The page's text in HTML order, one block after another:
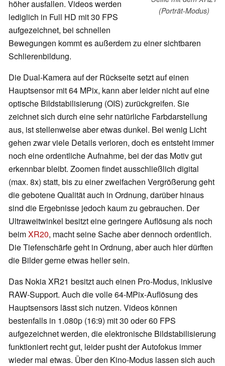
(Porträt-Modus)
höher ausfallen. Videos werden
lediglich in Full HD mit 30 FPS
aufgezeichnet, bei schnellen
Bewegungen kommt es außerdem zu einer sichtbaren
Schlierenbildung.
Die Dual-Kamera auf der Rückseite setzt auf einen
Hauptsensor mit 64 MPix, kann aber leider nicht auf eine
optische Bildstabilisierung (OIS) zurückgreifen. Sie
zeichnet sich durch eine sehr natürliche Farbdarstellung
aus, ist stellenweise aber etwas dunkel. Bei wenig Licht
gehen zwar viele Details verloren, doch es entsteht immer
noch eine ordentliche Aufnahme, bei der das Motiv gut
erkennbar bleibt. Zoomen findet ausschließlich digital
(max. 8x) statt, bis zu einer zweifachen Vergrößerung geht
die gebotene Qualität auch in Ordnung, darüber hinaus
sind die Ergebnisse jedoch kaum zu gebrauchen. Der
Ultraweitwinkel besitzt eine geringere Auflösung als noch
beimXR20, macht seine Sache aber dennoch ordentlich.
Die Tiefenschärfe geht in Ordnung, aber auch hier dürften
die Bilder gerne etwas heller sein.
Das Nokia XR21 besitzt auch einen Pro-Modus, inklusive
RAW-Support. Auch die volle 64-MPix-Auflösung des
Hauptsensors lässt sich nutzen. Videos können
bestenfalls in 1.080p (16:9) mit 30 oder 60 FPS
aufgezeichnet werden, die elektronische Bildstabilisierung
funktioniert recht gut, leider pusht der Autofokus immer
wieder mal etwas. Über den Kino-Modus lassen sich auch